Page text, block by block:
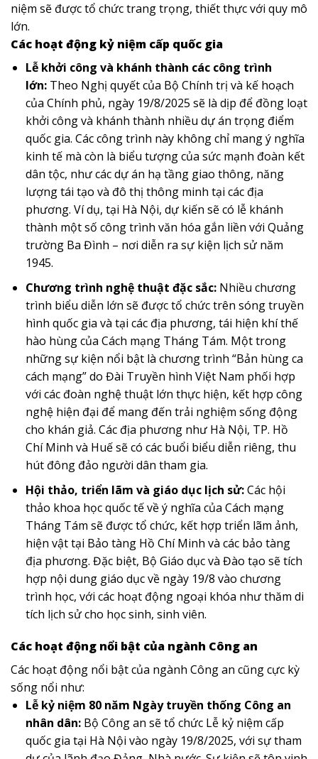
niệm sẽ được tổ chức trang trọng, thiết thực với quy mô
lớn.
Các hoạt động kỷ niệm cấp quốc gia
Lễ khởi công và khánh thành các công trình
lớn:Theo Nghị quyết của Bộ Chính trị và kế hoạch
của Chính phủ, ngày 19/8/2025 sẽ là dịp để đồng loạt
khởi công và khánh thành nhiều dự án trọng điểm
quốc gia. Các công trình này không chỉ mang ý nghĩa
kinh tế mà còn là biểu tượng của sức mạnh đoàn kết
dân tộc, như các dự án hạ tầng giao thông, năng
lượng tái tạo và đô thị thông minh tại các địa
phương. Ví dụ, tại Hà Nội, dự kiến sẽ có lễ khánh
thành một số công trình văn hóa gắn liền với Quảng
trường Ba Đình – nơi diễn ra sự kiện lịch sử năm
1945.
Chương trình nghệ thuật đặc sắc:Nhiều chương
trình biểu diễn lớn sẽ được tổ chức trên sóng truyền
hình quốc gia và tại các địa phương, tái hiện khí thế
hào hùng của Cách mạng Tháng Tám. Một trong
những sự kiện nổi bật là chương trình “Bản hùng ca
cách mạng” do Đài Truyền hình Việt Nam phối hợp
với các đoàn nghệ thuật lớn thực hiện, kết hợp công
nghệ hiện đại để mang đến trải nghiệm sống động
cho khán giả. Các địa phương như Hà Nội, TP. Hồ
Chí Minh và Huế sẽ có các buổi biểu diễn riêng, thu
hút đông đảo người dân tham gia.
Hội thảo, triển lãm và giáo dục lịch sử:Các hội
thảo khoa học quốc tế về ý nghĩa của Cách mạng
Tháng Tám sẽ được tổ chức, kết hợp triển lãm ảnh,
hiện vật tại Bảo tàng Hồ Chí Minh và các bảo tàng
địa phương. Đặc biệt, Bộ Giáo dục và Đào tạo sẽ tích
hợp nội dung giáo dục về ngày 19/8 vào chương
trình học, với các hoạt động ngoại khóa như thăm di
tích lịch sử cho học sinh, sinh viên.
Các hoạt động nổi bật của ngành Công an
Các hoạt động nổi bật của ngành Công an cũng cực kỳ
sống nổi như:
Lễ kỷ niệm 80 năm Ngày truyền thống Công an
nhân dân: Bộ Công an sẽ tổ chức Lễ kỷ niệm cấp
quốc gia tại Hà Nội vào ngày 19/8/2025, với sự tham